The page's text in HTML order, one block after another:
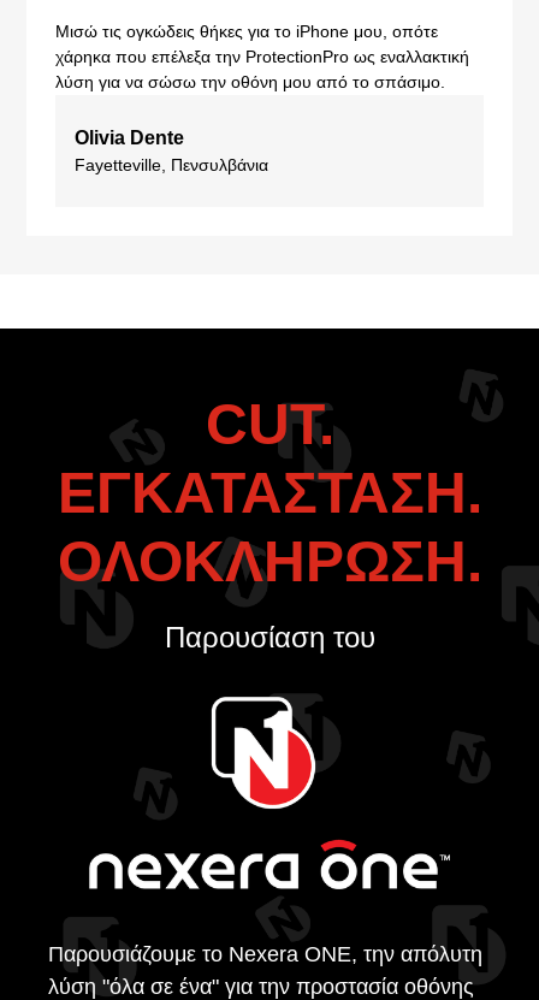
Μισώ τις ογκώδεις θήκες για το iPhone μου, οπότε
χάρηκα που επέλεξα την ProtectionPro ως εναλλακτική
λύση για να σώσω την οθόνη μου από το σπάσιμο.
Olivia Dente
Fayetteville, Πενσυλβάνια
CUT.
ΕΓΚΑΤΑΣΤΑΣΗ.
ΟΛΟΚΛΗΡΩΣΗ.
Παρουσίαση του
Παρουσιάζουμε το Nexera ONE, την απόλυτη
λύση "όλα σε ένα" για την προστασία οθόνης